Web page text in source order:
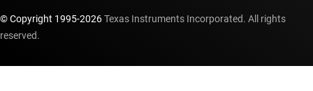
© Copyright 1995-2026Texas Instruments Incorporated. All rights
reserved.